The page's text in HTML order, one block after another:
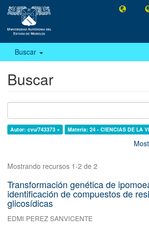
Buscar
Buscar
Autor: cvu/743373 × Materia: 24 - CIENCIAS DE LA
Mostrando recursos 1-2 de 2
Transformación genética de
identificación de compuestos de
glicosídicas
EDMI PEREZ SANVICENTE